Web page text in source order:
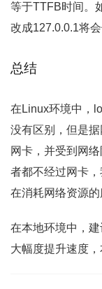
等于TTFB时间。
改成127.0.0.1将
总结
在Linux环境中，
没有区别，但是
网卡，并受到网
者都不经过网卡
在消耗网络资源
在本地环境中，
大幅度提升速度，